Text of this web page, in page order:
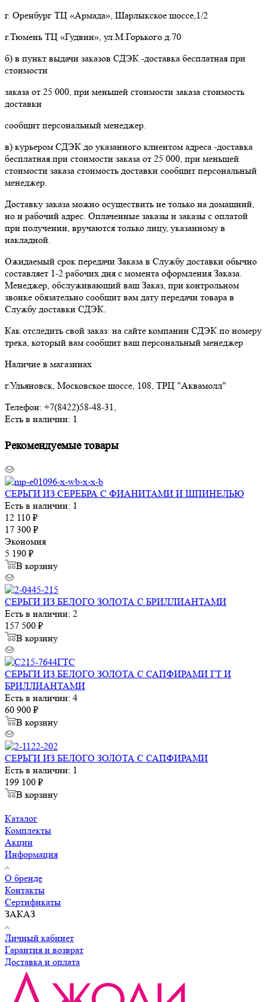
г. Оренбург ТЦ «Армада», Шарлыкское шоссе,1/2
г.Тюмень ТЦ «Гудвин», ул.М.Горького д.70
б) в пункт выдачи заказов СДЭК -доставка бесплатная при
стоимости
заказа от 25 000, при меньшей стоимости заказа стоимость
доставки
сообщит персональный менеджер.
в) курьером СДЭК до указанного клиентом адреса -доставка
бесплатная при стоимости заказа от 25 000, при меньшей
стоимости заказа стоимость доставки сообщит персональный
менеджер.
Доставку заказа можно осуществить не только на домашний,
но и рабочий адрес. Оплаченные заказы и заказы с оплатой
при получении, вручаются только лицу, указанному в
накладной.
Ожидаемый срок передачи Заказа в Службу доставки обычно
составляет 1-2 рабочих дня с момента оформления Заказа.
Менеджер, обслуживающий ваш Заказ, при контрольном
звонке обязательно сообщит вам дату передачи товара в
Службу доставки СДЭК.
Как отследить свой заказ: на сайте компании СДЭК по номеру
трека, который вам сообщит ваш персональный менеджер
Наличие в магазинах
г.Ульяновск, Московское шоссе, 108, ТРЦ "Аквамолл"
Телефон: +7(8422)58-48-31,
Есть в наличии: 1
Рекомендуемые товары
СЕРЬГИ ИЗ СЕРЕБРА С ФИАНИТАМИ И ШПИНЕЛЬЮ
Есть в наличии: 1
12 110 ₽
17 300 ₽
Экономия
5 190 ₽
В корзину
СЕРЬГИ ИЗ БЕЛОГО ЗОЛОТА С БРИЛЛИАНТАМИ
Есть в наличии: 2
157 500 ₽
В корзину
СЕРЬГИ ИЗ БЕЛОГО ЗОЛОТА С САПФИРАМИ ГТ И
БРИЛЛИАНТАМИ
Есть в наличии: 4
60 900 ₽
В корзину
СЕРЬГИ ИЗ БЕЛОГО ЗОЛОТА С САПФИРАМИ
Есть в наличии: 1
199 100 ₽
В корзину
Каталог
Комплекты
Акции
Информация
О бренде
Контакты
Сертификаты
ЗАКАЗ
Личный кабинет
Гарантия и возврат
Доставка и оплата